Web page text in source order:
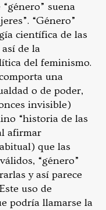
suena
“Género”
científica de las
así de la
del feminismo.
una
o de poder,
invisible)
“historia de las
afirmar
que las
“género”
y así parece
uso de
podría llamarse la